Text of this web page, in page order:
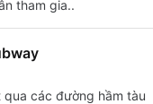
tham gia..
các đường hầm tàu